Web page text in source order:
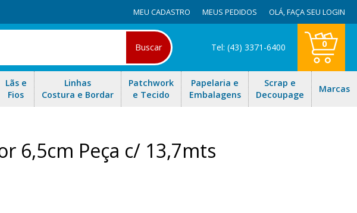
MEU CADASTRO MEUS PEDIDOS OLÁ,FAÇA SEU LOGIN
Buscar Tel: (43) 3371-6400 0
Lãs e
Fios
Linhas
Costura e Bordar
Patchwork
e Tecido
Papelaria e
Embalagens
Scrap e
Decoupage
Marcas
6,5cm Peça c/ 13,7mts